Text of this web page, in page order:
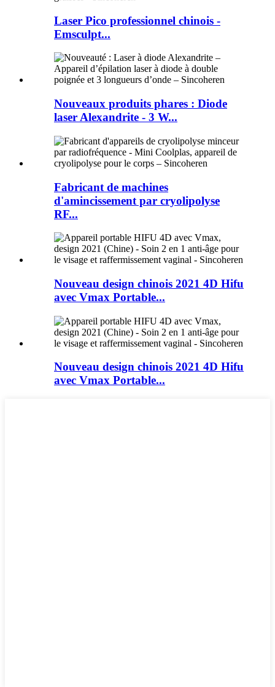
Laser Pico professionnel chinois -
Emsculpt...
Nouveaux produits phares : Diode
laser Alexandrite - 3 W...
Fabricant de machines
d'amincissement par cryolipolyse
RF...
Nouveau design chinois 2021 4D Hifu
avec Vmax Portable...
Nouveau design chinois 2021 4D Hifu
avec Vmax Portable...